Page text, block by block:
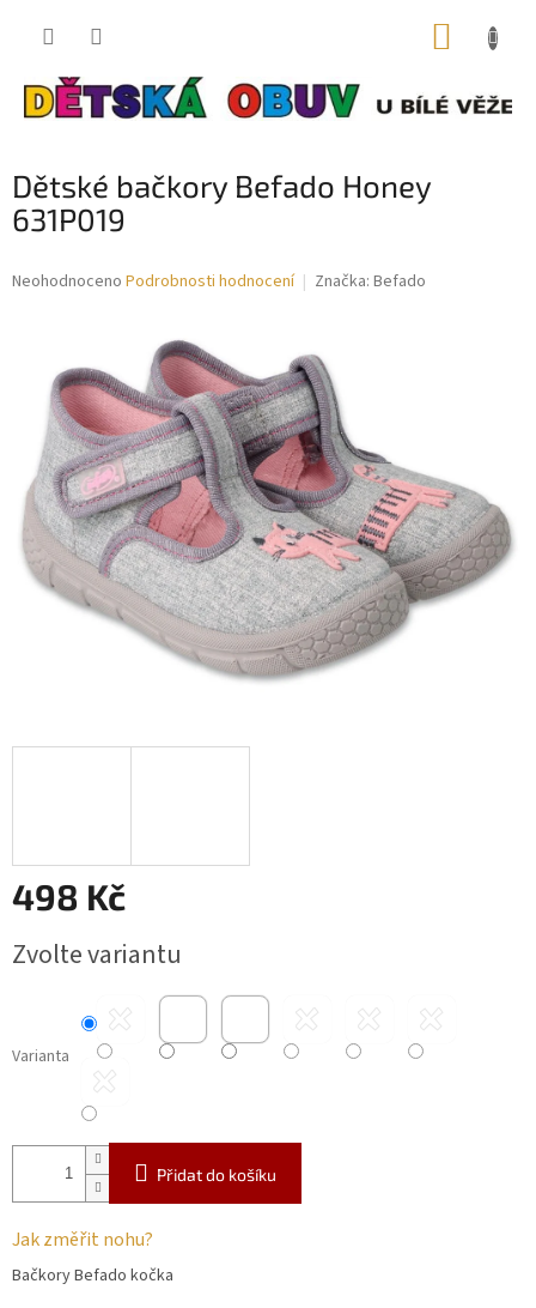
Dětské bačkory Befado Honey
631P019
Průměrné
hvězdiček.
Neohodnoceno Podrobnosti hodnocení Značka: Befado
498 Kč
cena:
Zvolte variantu
Varianta
Přidat do košíku
Jak změřit nohu?
Bačkory Befado kočka